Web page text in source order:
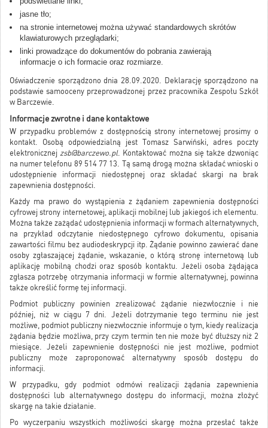
jasne tło;
na stronie internetowej można używać standardowych skrótów
klawiaturowych przeglądarki;
linki prowadzące do dokumentów do pobrania zawierają
informacje o ich formacie oraz rozmiarze.
Oświadczenie sporządzono dnia 28.09.2020. Deklarację sporządzono na
podstawie samooceny przeprowadzonej przez pracownika Zespołu Szkół
w Barczewie.
Informacje zwrotne i dane kontaktowe
W przypadku problemów z dostępnością strony internetowej prosimy o
kontakt. Osobą odpowiedzialną jest Tomasz Sarwiński, adres poczty
elektronicznejzsb@barczewo.pl. Kontaktować można się także dzwoniąc
na numer telefonu 89 514 77 13. Tą samą drogą można składać wnioski o
udostępnienie informacji niedostępnej oraz składać skargi na brak
zapewnienia dostępności.
Każdy ma prawo do wystąpienia z żądaniem zapewnienia dostępności
cyfrowej strony internetowej, aplikacji mobilnej lub jakiegoś ich elementu.
Można także zażądać udostępnienia informacji w formach alternatywnych,
na przykład odczytanie niedostępnego cyfrowo dokumentu, opisania
zawartości filmu bez audiodeskrypcji itp. Żądanie powinno zawierać dane
osoby zgłaszającej żądanie, wskazanie, o którą stronę internetową lub
aplikację mobilną chodzi oraz sposób kontaktu. Jeżeli osoba żądająca
zgłasza potrzebę otrzymania informacji w formie alternatywnej, powinna
także określić formę tej informacji.
Podmiot publiczny powinien zrealizować żądanie niezwłocznie i nie
później, niż w ciągu 7 dni. Jeżeli dotrzymanie tego terminu nie jest
możliwe, podmiot publiczny niezwłocznie informuje o tym, kiedy realizacja
żądania będzie możliwa, przy czym termin ten nie może być dłuższy niż 2
miesiące. Jeżeli zapewnienie dostępności nie jest możliwe, podmiot
publiczny może zaproponować alternatywny sposób dostępu do
informacji.
W przypadku, gdy podmiot odmówi realizacji żądania zapewnienia
dostępności lub alternatywnego dostępu do informacji, można złożyć
skargę na takie działanie.
Po wyczerpaniu wszystkich możliwości skargę można przesłać także